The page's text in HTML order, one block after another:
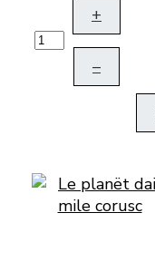
+
–